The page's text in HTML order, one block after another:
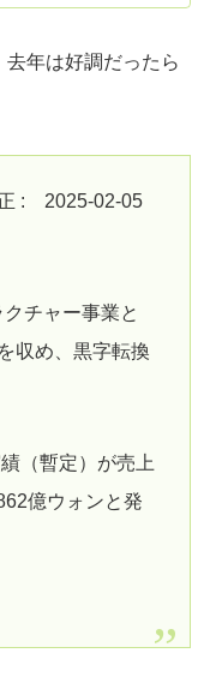
年は好調だったら
: 2025-02-05
チャー事業と
収め、黒字転換
（暫定）が売上
億ウォンと発